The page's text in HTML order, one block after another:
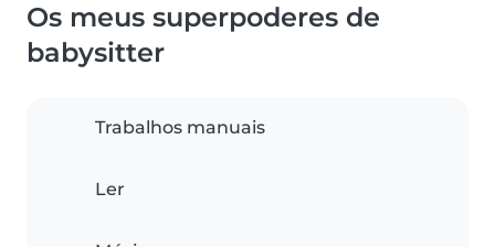
Os meus superpoderes de
babysitter
Trabalhos manuais
Ler